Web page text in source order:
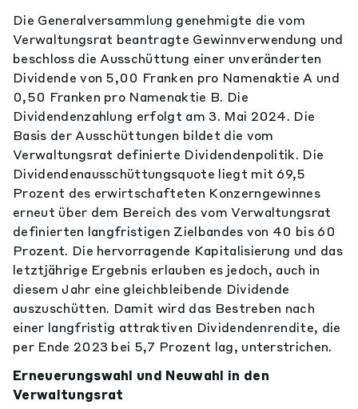
Die Generalversammlung genehmigte die vom
Verwaltungsrat beantragte Gewinnverwendung und
beschloss die Ausschüttung einer unveränderten
Dividende von 5,00 Franken pro Namenaktie A und
0,50 Franken pro Namenaktie B. Die
Dividendenzahlung erfolgt am 3. Mai 2024. Die
Basis der Ausschüttungen bildet die vom
Verwaltungsrat definierte Dividendenpolitik. Die
Dividendenausschüttungsquote liegt mit 69,5
Prozent des erwirtschafteten Konzerngewinnes
erneut über dem Bereich des vom Verwaltungsrat
definierten langfristigen Zielbandes von 40 bis 60
Prozent. Die hervorragende Kapitalisierung und das
letztjährige Ergebnis erlauben es jedoch, auch in
diesem Jahr eine gleichbleibende Dividende
auszuschütten. Damit wird das Bestreben nach
einer langfristig attraktiven Dividendenrendite, die
per Ende 2023 bei 5,7 Prozent lag, unterstrichen.
Erneuerungswahl und Neuwahl in den
Verwaltungsrat